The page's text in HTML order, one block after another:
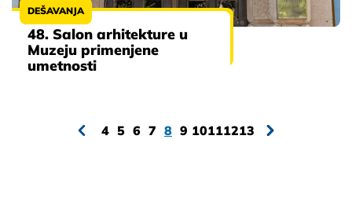
DEŠAVANJA
48. Salon arhitekture u
Muzeju primenjene
umetnosti
4 5 6 7 8 9 10111213